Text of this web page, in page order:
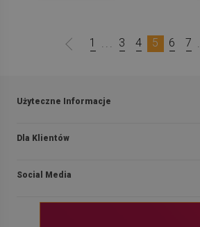
1 ... 3 4 5 6 7
Użyteczne Informacje
Zwroty i reklamacje
Polityka prywatności i cookies
Dla Klientów
O nas
Social Media